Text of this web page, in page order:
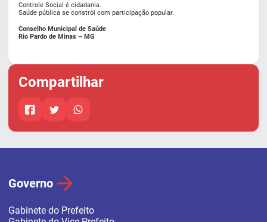
Controle Social é cidadania.
Saúde pública se constrói com participação popular.
Conselho Municipal de Saúde
Rio Pardo de Minas – MG
Compartilhar
Governo
Gabinete do Prefeito